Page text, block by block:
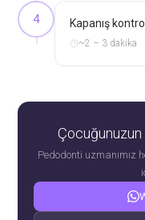
4 Kapanış
~2 – 3 dakika
Pedodonti uzmanımız